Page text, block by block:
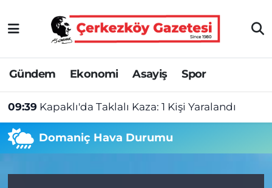
Gündem Ekonomi Asayiş Spor
09:39 Kapaklı'da Taklalı Kaza: 1 Kişi Yaralandı
Domaniç Hava Durumu
Asayiş
Ekonomi
Gündem
Haber
Tekirdağ Nöbetçi Eczaneler
Tekirdağ Hava Durumu
Tekirdağ Namaz Vakitleri
Tekirdağ Trafik Yoğunluk Haritası